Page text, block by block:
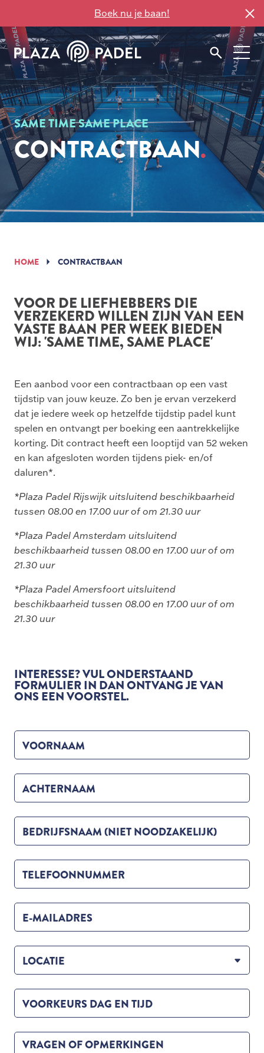
Boek nu je baan!
SAME TIME SAME PLACE
CONTRACTBAAN
HOME CONTRACTBAAN
VOOR DE LIEFHEBBERS DIE
VERZEKERD WILLEN ZIJN VAN EEN
VASTE BAAN PER WEEK BIEDEN
WIJ: 'SAME TIME, SAME PLACE'
Een aanbod voor een contractbaan op een vast
tijdstip van jouw keuze. Zo ben je ervan verzekerd
dat je iedere week op hetzelfde tijdstip padel kunt
spelen en ontvangt per boeking een aantrekkelijke
korting. Dit contract heeft een looptijd van 52 weken
en kan afgesloten worden tijdens piek- en/of
daluren*.
*Plaza Padel Rijswijk uitsluitend beschikbaarheid
tussen 08.00 en 17.00 uur of om 21.30 uur
*Plaza Padel Amsterdam uitsluitend
beschikbaarheid tussen 08.00 en 17.00 uur of om
21.30 uur
*Plaza Padel Amersfoort uitsluitend
beschikbaarheid tussen 08.00 en 17.00 uur of om
21.30 uur
INTERESSE? VUL ONDERSTAAND
FORMULIER IN DAN ONTVANG JE VAN
ONS EEN VOORSTEL.
VOORNAAM
ACHTERNAAM
BEDRIJFSNAAM (NIET NOODZAKELIJK)
TELEFOONNUMMER
E-MAILADRES
LOCATIE
VOORKEURS DAG EN TIJD
VRAGEN OF OPMERKINGEN